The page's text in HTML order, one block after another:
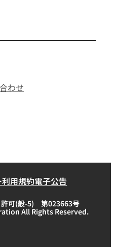
わせ
利用規約電子公告
可(般-5) 第023663号
All Rights Reserved.